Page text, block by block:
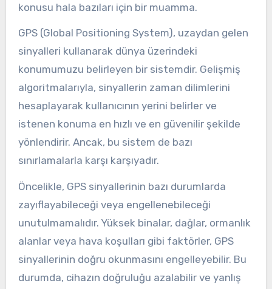
konusu hala bazıları için bir muamma.
GPS (Global Positioning System), uzaydan gelen
sinyalleri kullanarak dünya üzerindeki
konumumuzu belirleyen bir sistemdir. Gelişmiş
algoritmalarıyla, sinyallerin zaman dilimlerini
hesaplayarak kullanıcının yerini belirler ve
istenen konuma en hızlı ve en güvenilir şekilde
yönlendirir. Ancak, bu sistem de bazı
sınırlamalarla karşı karşıyadır.
Öncelikle, GPS sinyallerinin bazı durumlarda
zayıflayabileceği veya engellenebileceği
unutulmamalıdır. Yüksek binalar, dağlar, ormanlık
alanlar veya hava koşulları gibi faktörler, GPS
sinyallerinin doğru okunmasını engelleyebilir. Bu
durumda, cihazın doğruluğu azalabilir ve yanlış